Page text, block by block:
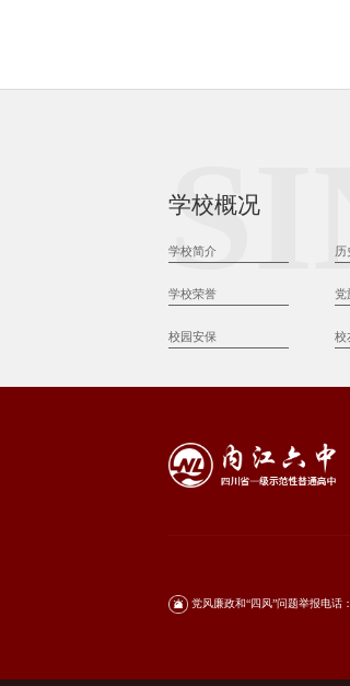
学校概况
学校简介 历
学校荣誉 党
校园安保 校
党风廉政和“四风”问题举报电话